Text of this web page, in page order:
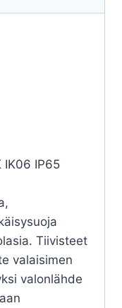
IK06 IP65
Tiivisteet
valaisimen
valonlähde